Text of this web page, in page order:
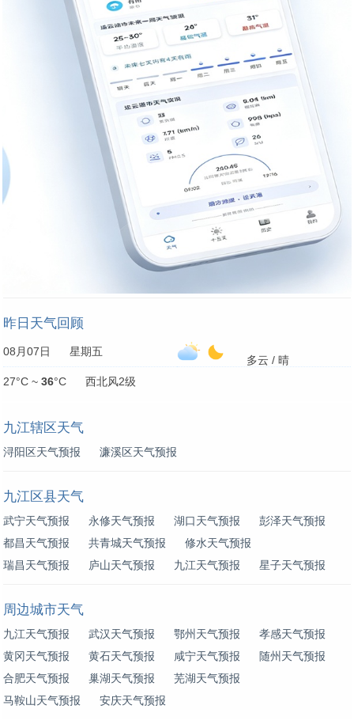
昨日天气回顾
08月07日 星期五
多云 / 晴
27°C ~ 36°C 西北风2级
九江辖区天气
浔阳区天气预报 濂溪区天气预报
九江区县天气
武宁天气预报 永修天气预报 湖口天气预报
彭泽天气预报
都昌天气预报
共青城天气预报
修水天气预报
瑞昌天气预报
庐山天气预报 九江天气预报 星子天气预报
周边城市天气
九江天气预报 武汉天气预报 鄂州天气预报
孝感天气预报
黄冈天气预报
黄石天气预报 咸宁天气预报
随州天气预报
合肥天气预报
巢湖天气预报
芜湖天气预报
马鞍山天气预报
安庆天气预报